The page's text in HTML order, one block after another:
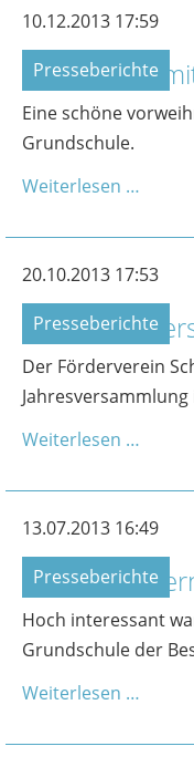
10.12.2013 17:59
Presseberichte
Adventfeier
Eine schöne
Grundschule.
Weiterlesen …
20.10.2013 17:53
Presseberichte
Kräftige
Der Förderverein
Weiterlesen …
13.07.2013 16:49
Presseberichte
Kinder
Hoch interessant
Grundschule der
Weiterlesen …